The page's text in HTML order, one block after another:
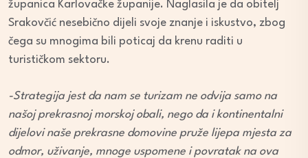
županica Karlovačke županije. Naglasila je da obitelj
Srakovčić nesebično dijeli svoje znanje i iskustvo, zbog
čega su mnogima bili poticaj da krenu raditi u
turističkom sektoru.
-Strategija jest da nam se turizam ne odvija samo na
našoj prekrasnoj morskoj obali, nego da i kontinentalni
dijelovi naše prekrasne domovine pruže lijepa mjesta za
odmor, uživanje, mnoge uspomene i povratak na ova